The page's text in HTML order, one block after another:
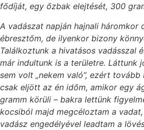
fődíját, egy őzbak elejtését, 300
A vadászat napján hajnali háromkor
ébresztőm, de ilyenkor bizony
Találkoztunk a hivatásos vadásszal
már indultunk is a területre. Láttunk
sem volt „nekem való”, ezért
csak eljött az én időm, amikor egy
gramm körüli – bakra lettünk
kocsiból majd megcéloztam a
vadász engedélyével leadtam a